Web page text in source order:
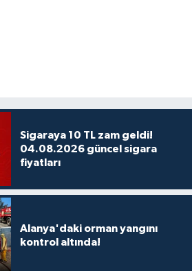
Sigaraya 10 TL zam geldi!
04.08.2026 güncel sigara
fiyatları
Alanya'daki orman yangını
kontrol altında!